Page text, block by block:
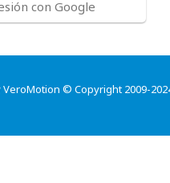
con Google
VeroMotion © Copyright 2009-